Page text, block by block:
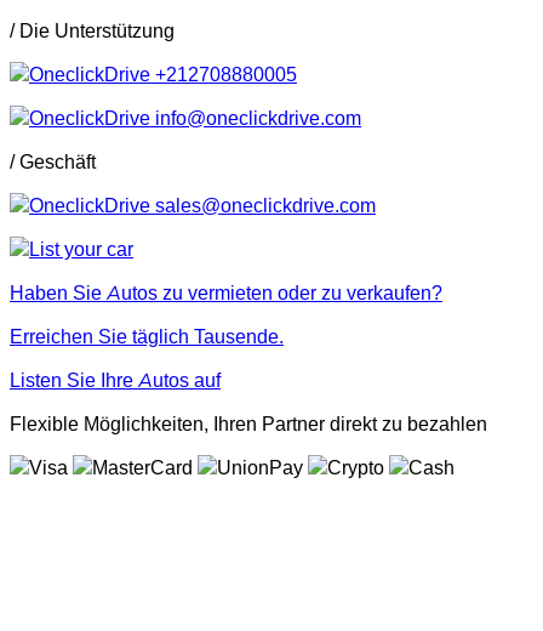
/ Die Unterstützung
+212708880005
info@oneclickdrive.com
/ Geschäft
sales@oneclickdrive.com
Haben Sie Autos zu vermieten oder zu verkaufen?
Erreichen Sie täglich Tausende.
Listen Sie Ihre Autos auf
Flexible Möglichkeiten, Ihren Partner direkt zu bezahlen